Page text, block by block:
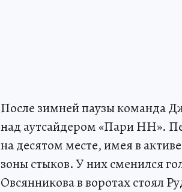
После зимней паузы команда
над аутсайдером «Пари НН».
на десятом месте, имея в
зоны стыков. У них сменился
Овсянникова в воротах стоял